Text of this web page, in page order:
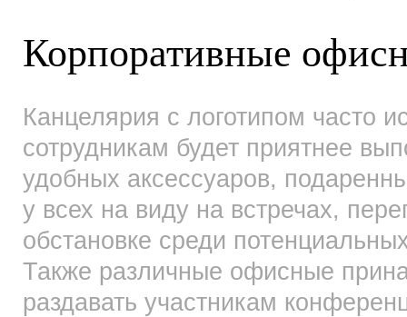
Корпоративные
Канцелярия с логотипом часто
сотрудникам будет приятнее
удобных аксессуаров,
у всех на виду на встречах,
обстановке среди
Также различные офисные
раздавать участникам